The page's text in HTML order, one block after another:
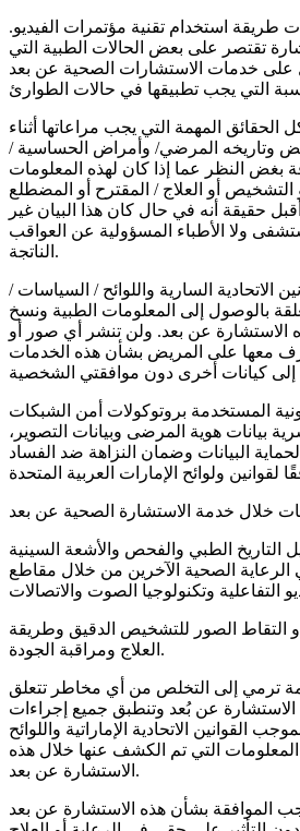
طريقة استخدام تقنية مؤتمرات الفيديو.
تقتصر على بعض الحالات الطبية التي
على خدمات الاستشارات الصحية عن بعد
الحقائق المهمة التي يجب مراعاتها أثناء
وتاريخه المرضي/ وأمراض الحساسية /
بغض النظر عما إذا كان لهذه المعلومات
التشخيص أو العلاج / المقترح أو المضطلع
حقيقة أنه في حال كان هذا البيان غير
ولا الأطباء المسؤولية عن العواقب
الناتجة.
الاتحادية السارية واللوائح / السياسات /
بالوصول إلى المعلومات الطبية ونسخ
الاستشارة عن بعد. ولن تنشر أي صور أو
معها على المريض بشأن هذه الخدمات
المستخدمة بروتوكولات أمن الشبكات
بيانات هوية المرضى وبيانات التصوير،
البيانات وضمان النزاهة ضد الفساد
التاريخ الطبي والفحص والأشعة السينية
الصحية الآخرين من خلال مقاطع
الصور للتشخيص الدقيق وطريقة
العلاج ومراقبة الجودة.
ترمي إلى التخلص من أي مخاطر تتعلق
عن بُعد وتنطبق جميع إجراءات
القوانين الاتحادية الإماراتية واللوائح
المعلومات التي تم الكشف عنها خلال هذه
الاستشارة عن بعد.
الموافقة بشأن هذه الاستشارة عن بعد